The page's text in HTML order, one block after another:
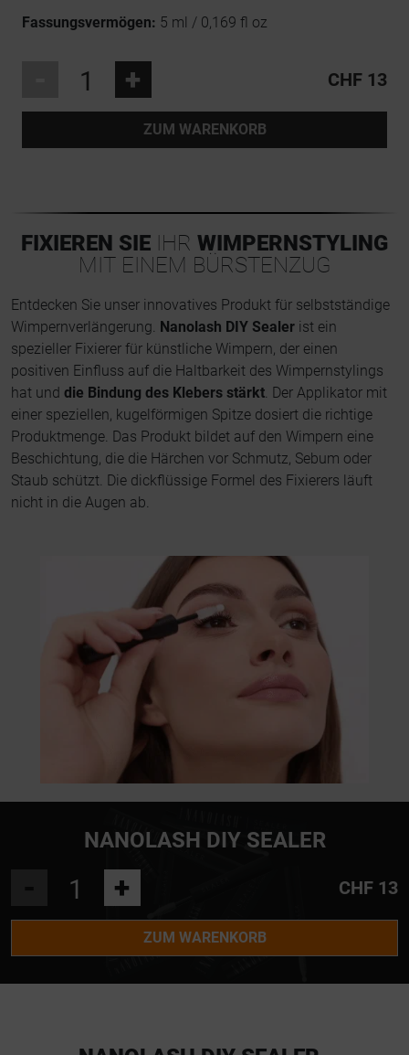
Fassungsvermögen: 5 ml / 0,169 fl oz
+ CHF 13
ZUM WARENKORB
FIXIEREN SIE IHR WIMPERNSTYLING
MIT EINEM BÜRSTENZUG
Entdecken Sie unser innovatives Produkt für selbstständige
Wimpernverlängerung. Nanolash DIY Sealer ist ein
spezieller Fixierer für künstliche Wimpern, der einen
positiven Einfluss auf die Haltbarkeit des Wimpernstylings
hat und die Bindung des Klebers stärkt. Der Applikator mit
einer speziellen, kugelförmigen Spitze dosiert die richtige
Produktmenge. Das Produkt bildet auf den Wimpern eine
Beschichtung, die die Härchen vor Schmutz, Sebum oder
Staub schützt. Die dickflüssige Formel des Fixierers läuft
nicht in die Augen ab.
NANOLASH DIY SEALER
+ CHF 13
ZUM WARENKORB